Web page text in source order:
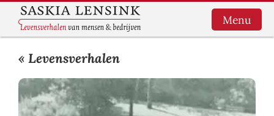
LEVENSVERHALEN
Menu
« Levensverhalen